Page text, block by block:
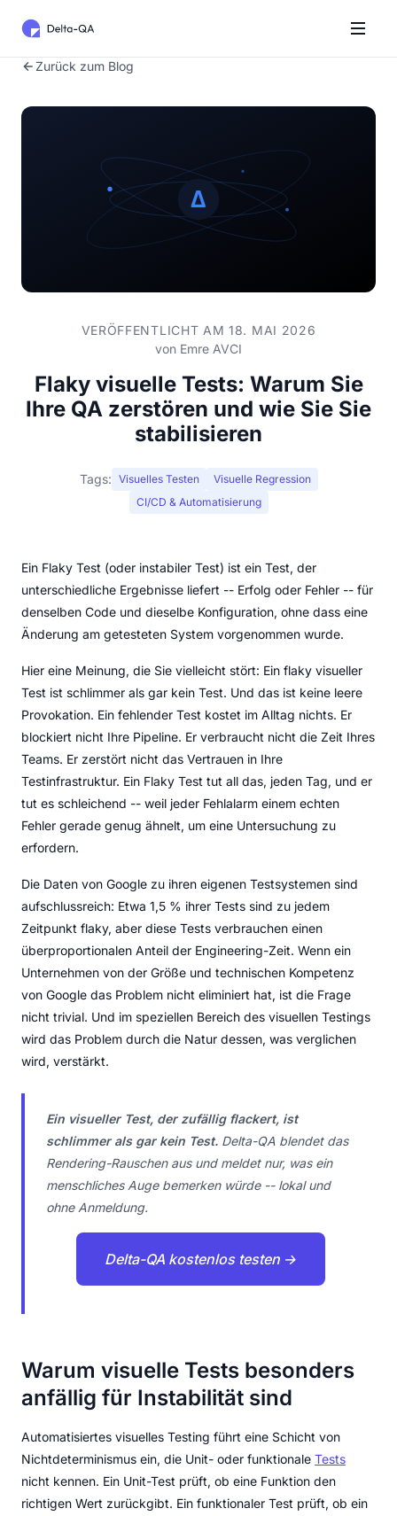
Zurück zum Blog
VERÖFFENTLICHT AM 18. MAI 2026
von Emre AVCI
Flaky visuelle Tests: Warum Sie
Ihre QA zerstören und wie Sie Sie
stabilisieren
Tags: Visuelles Testen
Visuelle Regression
CI/CD & Automatisierung
Ein Flaky Test (oder instabiler Test) ist ein Test, der
unterschiedliche Ergebnisse liefert -- Erfolg oder Fehler -- für
denselben Code und dieselbe Konfiguration, ohne dass eine
Änderung am getesteten System vorgenommen wurde.
Hier eine Meinung, die Sie vielleicht stört: Ein flaky visueller
Test ist schlimmer als gar kein Test. Und das ist keine leere
Provokation. Ein fehlender Test kostet im Alltag nichts. Er
blockiert nicht Ihre Pipeline. Er verbraucht nicht die Zeit Ihres
Teams. Er zerstört nicht das Vertrauen in Ihre
Testinfrastruktur. Ein Flaky Test tut all das, jeden Tag, und er
tut es schleichend -- weil jeder Fehlalarm einem echten
Fehler gerade genug ähnelt, um eine Untersuchung zu
erfordern.
Die Daten von Google zu ihren eigenen Testsystemen sind
aufschlussreich: Etwa 1,5 % ihrer Tests sind zu jedem
Zeitpunkt flaky, aber diese Tests verbrauchen einen
überproportionalen Anteil der Engineering-Zeit. Wenn ein
Unternehmen von der Größe und technischen Kompetenz
von Google das Problem nicht eliminiert hat, ist die Frage
nicht trivial. Und im speziellen Bereich des visuellen Testings
wird das Problem durch die Natur dessen, was verglichen
wird, verstärkt.
Ein visueller Test, der zufällig flackert, ist
schlimmer als gar kein Test. Delta-QA blendet das
Rendering-Rauschen aus und meldet nur, was ein
menschliches Auge bemerken würde -- lokal und
ohne Anmeldung.
Delta-QA kostenlos testen →
Warum visuelle Tests besonders
anfällig für Instabilität sind
Automatisiertes visuelles Testing führt eine Schicht von
Nichtdeterminismus ein, die Unit- oder funktionale Tests
nicht kennen. Ein Unit-Test prüft, ob eine Funktion den
richtigen Wert zurückgibt. Ein funktionaler Test prüft, ob ein